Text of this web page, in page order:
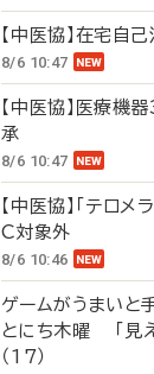
【中医協】在宅自
8/6 10:47
【中医協】医療機
承
8/6 10:47
【中医協】「テロ
C対象外
8/6 10:46
ゲームがうまい
とにち木曜 「見
（17）